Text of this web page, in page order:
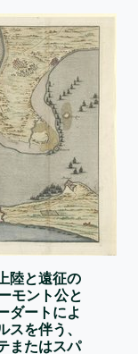
陸と遠征の
モント公と
ダートによ
を伴う、
またはスパ